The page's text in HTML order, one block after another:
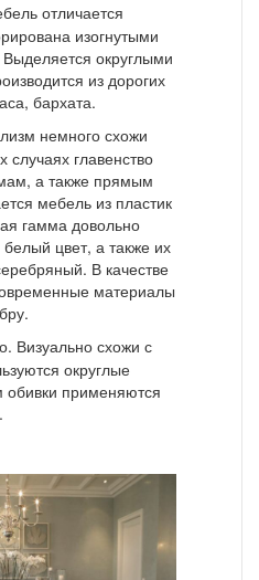
отличается
изогнутыми
округлыми
из дорогих
бархата.
немного схожи
главенство
а также прямым
мебель из пластик
гамма довольно
цвет, а также их
В качестве
материалы
Визуально схожи с
округлые
применяются